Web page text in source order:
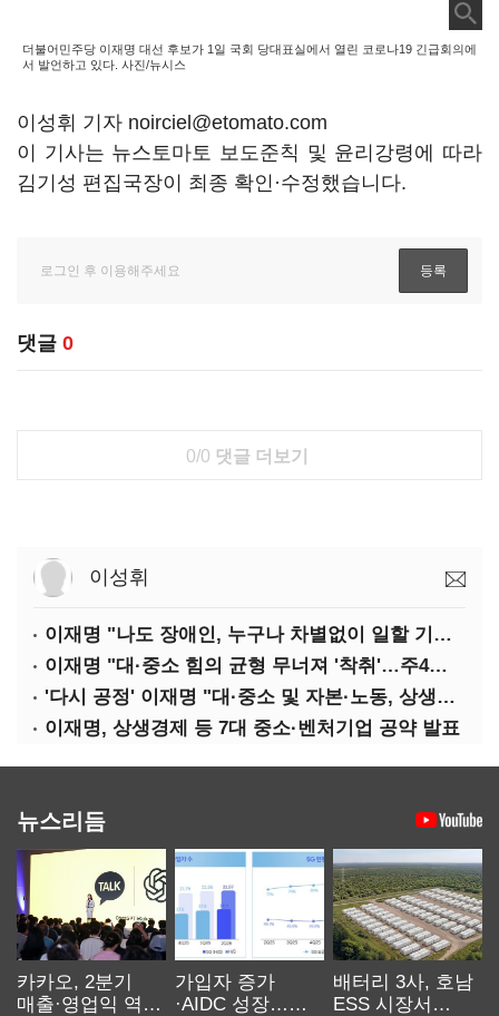
더불어민주당 이재명 대선 후보가 1일 국회 당대표실에서 열린 코로나19 긴급회의에
서 발언하고 있다. 사진/뉴시스
이성휘 기자 noirciel@etomato.com
이 기사는 뉴스토마토 보도준칙 및 윤리강령에 따라
김기성 편집국장이 최종 확인·수정했습니다.
댓글 0
0/0 댓글 더보기
이성휘
이재명 "나도 장애인, 누구나 차별없이 일할 기회 중요"
이재명 "대·중소 힘의 균형 무너져 '착취'…주4일제, 가야할 길"
'다시 공정' 이재명 "대·중소 및 자본·노동, 상생하는 공정한 성장"
이재명, 상생경제 등 7대 중소·벤처기업 공약 발표
뉴스리듬
카카오, 2분기
매출·영업익 역대
가입자 증가
·AIDC 성장…
배터리 3사, 호남
ESS 시장서